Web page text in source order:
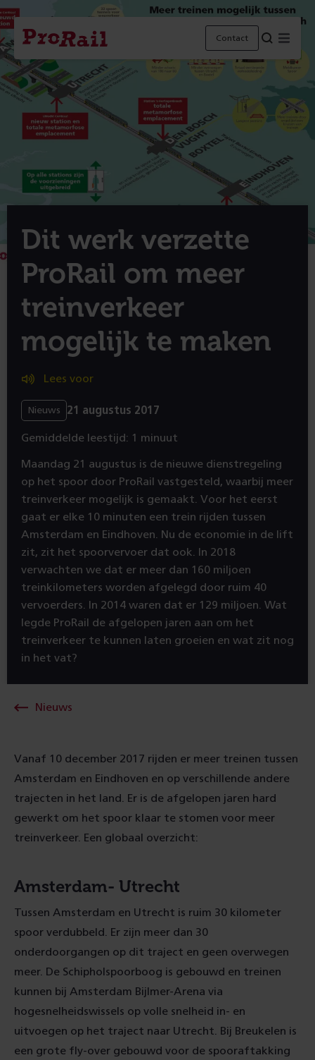
Navigatie
Homepage
ProRail
Contact
Dit werk verzette
ProRail om meer
treinverkeer
mogelijk te maken
Lees voor
Nieuws 21 augustus 2017
Gemiddelde leestijd: 1 minuut
Maandag 21 augustus is de nieuwe dienstregeling
op het spoor door ProRail vastgesteld, waarbij meer
treinverkeer mogelijk is gemaakt. Voor het eerst
gaat er elke 10 minuten een trein rijden tussen
Amsterdam en Eindhoven. Nu de economie in de lift
zit, zit het spoorvervoer dat ook. In 2018
verwachten we dat er meer dan 160 miljoen
treinkilometers worden afgelegd door ruim 40
vervoerders. In 2014 waren dat er 129 miljoen. Wat
legde ProRail de afgelopen jaren aan om het
treinverkeer te kunnen laten groeien en wat zit nog
in het vat?
Nieuws
Vanaf 10 december 2017 rijden er meer treinen tussen
Amsterdam en Eindhoven en op verschillende andere
trajecten in het land. Er is de afgelopen jaren hard
gewerkt om het spoor klaar te stomen voor meer
treinverkeer. Een globaal overzicht:
Amsterdam- Utrecht
Tussen Amsterdam en Utrecht is ruim 30 kilometer
spoor verdubbeld. Er zijn meer dan 30
onderdoorgangen op dit traject en geen overwegen
meer. De Schipholspoorboog is gebouwd en treinen
kunnen bij Amsterdam Bijlmer-Arena via
hogesnelheidswissels op volle snelheid in- en
uitvoegen op het traject naar Utrecht. Bij Breukelen is
een grote fly-over gebouwd voor de spooraftakking